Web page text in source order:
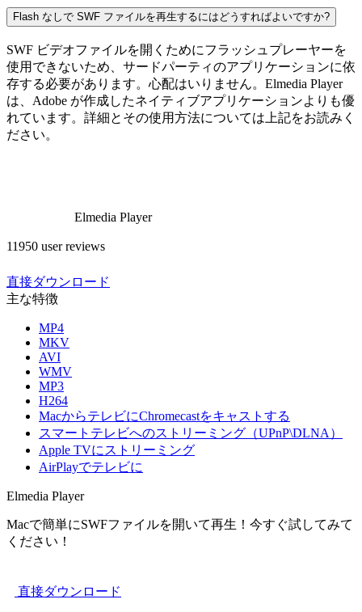
Flash なしで SWF ファイルを再生するにはどうすればよいですか?
SWF ビデオファイルを開くためにフラッシュプレーヤーを
使用できないため、サードパーティのアプリケーションに依
存する必要があります。心配はいりません。Elmedia Player
は、Adobe が作成したネイティブアプリケーションよりも優
れています。詳細とその使用方法については上記をお読みく
ださい。
Elmedia Player
11950 user reviews
直接ダウンロード
主な特徴
MP4
MKV
AVI
WMV
MP3
H264
MacからテレビにChromecastをキャストする
スマートテレビへのストリーミング（UPnP\DLNA）
Apple TVにストリーミング
AirPlayでテレビに
Elmedia Player
Macで簡単にSWFファイルを開いて再生！今すぐ試してみて
ください！
直接ダウンロード